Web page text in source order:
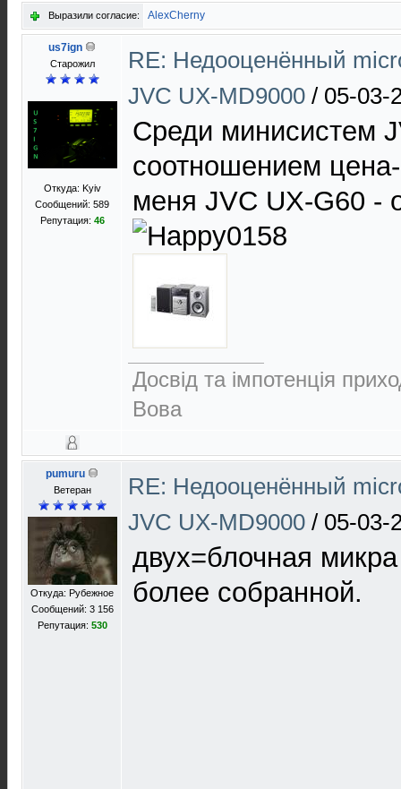
Выразили согласие: AlexCherny
us7ign
Старожил
Откуда: Kyiv
Сообщений: 589
Репутация: 46
RE: Недооценённый
JVC UX-MD9000 / 05-03-
Среди минисистем
соотношением
меня JVC UX-G60 -
Досвід та імпотенція
Вова
pumuru
Ветеран
Откуда: Рубежное
Сообщений: 3 156
Репутация: 530
RE: Недооценённый
JVC UX-MD9000 / 05-03-
двух=блочная
более собранной.